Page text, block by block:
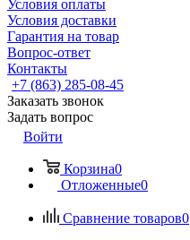
Условия оплаты
Условия доставки
Гарантия на товар
Вопрос-ответ
Контакты
+7 (863) 285-08-45
Заказать звонок
Задать вопрос
Войти
Корзина0
Отложенные0
Сравнение товаров0